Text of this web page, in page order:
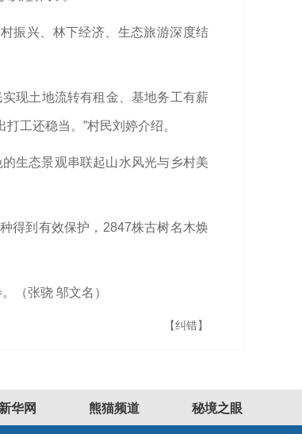
振兴、林下经济、生态旅游深度结
现土地流转有租金、基地务工有薪
工还稳当。”村民刘婷介绍。
生态景观串联起山水风光与乡村美
得到有效保护，2847株古树名木焕
（张骁 邬文名 ）
【纠错】
新华网 熊猫频道 秘境之眼